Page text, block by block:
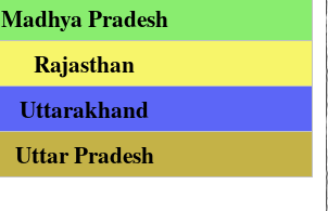
Madhya Pradesh
Rajasthan
Uttarakhand
Uttar Pradesh